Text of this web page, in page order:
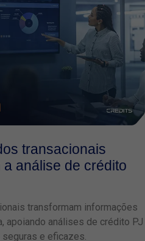
transacionais
a análise de crédito
transformam informações
apoiando análises de crédito PJ
e eficazes.